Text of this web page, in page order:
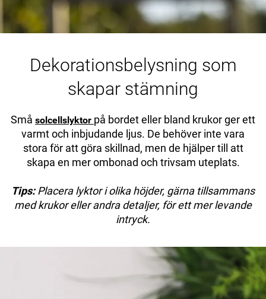
Dekorationsbelysning som
skapar stämning
Små solcellslyktor på bordet eller bland krukor ger ett
varmt och inbjudande ljus. De behöver inte vara
stora för att göra skillnad, men de hjälper till att
skapa en mer ombonad och trivsam uteplats.
Tips:Placera lyktor i olika höjder, gärna tillsammans
med krukor eller andra detaljer, för ett mer levande
intryck.